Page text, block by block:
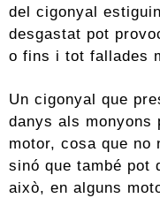
del cigonyal
desgastat pot
o fins i tot fallades
Un cigonyal que
danys als monyons
motor, cosa que no
sinó que també pot
això, en alguns